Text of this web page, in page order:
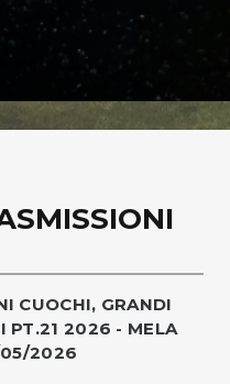
CUOCHI, GRANDI
PT.21 2026 - MELA
2026